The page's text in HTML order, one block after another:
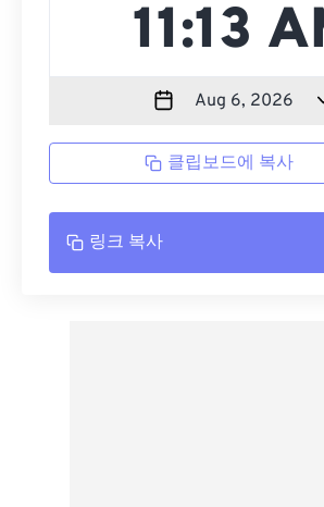
클립보드에 복사
링크 복사